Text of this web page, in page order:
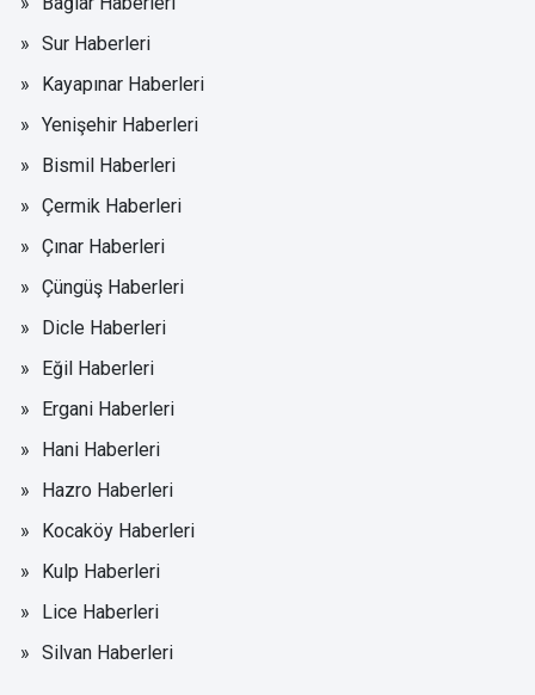
Sur Haberleri
Kayapınar Haberleri
Yenişehir Haberleri
Bismil Haberleri
Çermik Haberleri
Çınar Haberleri
Çüngüş Haberleri
Dicle Haberleri
Eğil Haberleri
Ergani Haberleri
Hani Haberleri
Hazro Haberleri
Kocaköy Haberleri
Kulp Haberleri
Lice Haberleri
Silvan Haberleri